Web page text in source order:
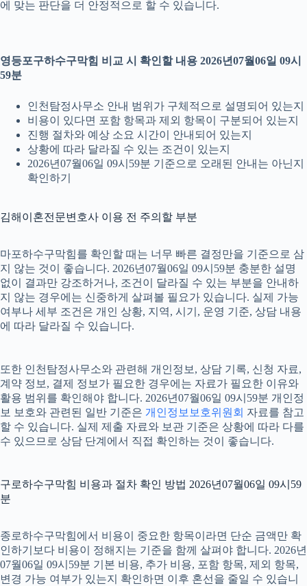
에 맞는 판단을 더 안정적으로 할 수 있습니다.
영등포구하수구막힘 비교 시 확인할 내용 2026년07월06일 09시
59분
인천탐정사무소 안내 범위가 구체적으로 설명되어 있는지
비용이 있다면 포함 항목과 제외 항목이 구분되어 있는지
진행 절차와 예상 소요 시간이 안내되어 있는지
상황에 따라 달라질 수 있는 조건이 있는지
2026년07월06일 09시59분 기준으로 오래된 안내는 아닌지
확인하기
김해이혼전문변호사 이용 전 주의할 부분
마포하수구막힘를 확인할 때는 너무 빠른 결정만을 기준으로 삼
지 않는 것이 좋습니다. 2026년07월06일 09시59분 충분한 설명
없이 결과만 강조하거나, 조건이 달라질 수 있는 부분을 안내하
지 않는 경우에는 신중하게 살펴볼 필요가 있습니다. 실제 가능
여부나 세부 조건은 개인 상황, 지역, 시기, 운영 기준, 상담 내용
에 따라 달라질 수 있습니다.
또한 인천탐정사무소와 관련해 개인정보, 상담 기록, 신청 자료,
계약 정보, 결제 정보가 필요한 경우에는 자료가 필요한 이유와
활용 범위를 확인해야 합니다. 2026년07월06일 09시59분 개인정
보 보호와 관련된 일반 기준은 개인정보보호위원회 자료를 참고
할 수 있습니다. 실제 제출 자료와 보관 기준은 상황에 따라 다를
수 있으므로 상담 단계에서 직접 확인하는 것이 좋습니다.
구로하수구막힘 비용과 절차 확인 방법 2026년07월06일 09시59
분
종로하수구막힘에서 비용이 중요한 항목이라면 단순 금액만 확
인하기보다 비용이 정해지는 기준을 함께 살펴야 합니다. 2026년
07월06일 09시59분 기본 비용, 추가 비용, 포함 항목, 제외 항목,
변경 가능 여부가 있는지 확인하면 이후 혼선을 줄일 수 있습니